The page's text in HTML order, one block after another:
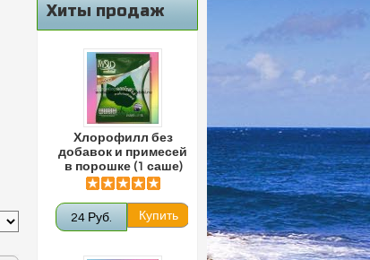
Хиты продаж
Хлорофилл без
добавок и примесей
в порошке (1 саше)
24 Руб.